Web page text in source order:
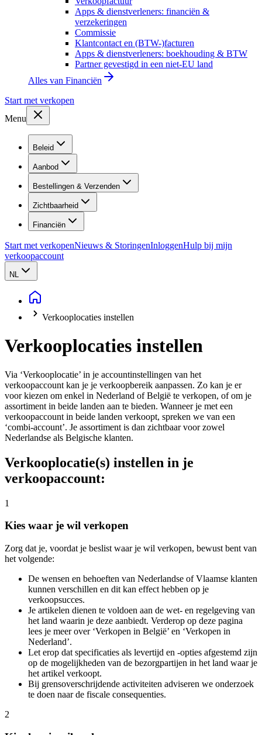
Apps & dienstverleners: financiën &
verzekeringen
Commissie
Klantcontact en (BTW-)facturen
Apps & dienstverleners: boekhouding & BTW
Partner gevestigd in een niet-EU land
Alles van Financiën
Start met verkopen
Menu
Beleid
Aanbod
Bestellingen & Verzenden
Zichtbaarheid
Financiën
Start met verkopenNieuws & StoringenInloggenHulp bij mijn
verkoopaccount
NL
Verkooplocaties instellen
Verkooplocaties instellen
Via ‘Verkooplocatie’ in je accountinstellingen van het
verkoopaccount kan je je verkoopbereik aanpassen. Zo kan je er
voor kiezen om enkel in Nederland of België te verkopen, of om je
assortiment in beide landen aan te bieden. Wanneer je met een
verkoopaccount in beide landen verkoopt, spreken we van een
‘combi-account’. Je assortiment is dan zichtbaar voor zowel
Nederlandse als Belgische klanten.
Verkooplocatie(s) instellen in je
verkoopaccount:
1
Kies waar je wil verkopen
Zorg dat je, voordat je beslist waar je wil verkopen, bewust bent van
het volgende:
De wensen en behoeften van Nederlandse of Vlaamse klanten
kunnen verschillen en dit kan effect hebben op je
verkoopsucces.
Je artikelen dienen te voldoen aan de wet- en regelgeving van
het land waarin je deze aanbiedt. Verderop op deze pagina
lees je meer over ‘Verkopen in België’ en ‘Verkopen in
Nederland’.
Let erop dat specificaties als levertijd en -opties afgestemd zijn
op de mogelijkheden van de bezorgpartijen in het land waar je
het artikel verkoopt.
Bij grensoverschrijdende activiteiten adviseren we onderzoek
te doen naar de fiscale consequenties.
2